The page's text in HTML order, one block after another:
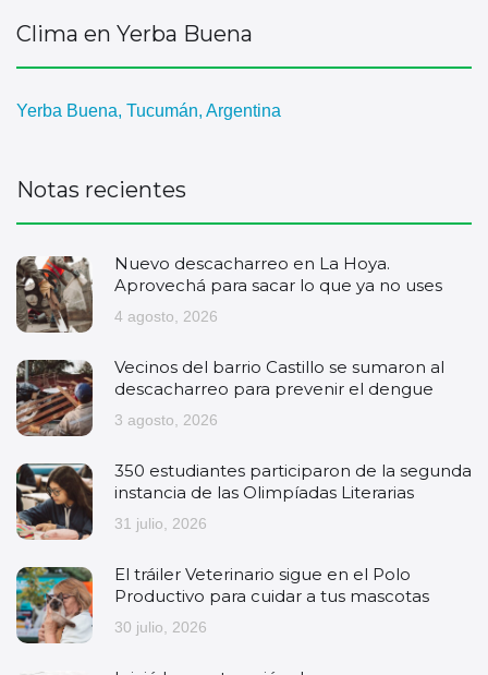
Clima en Yerba Buena
Yerba Buena, Tucumán, Argentina
Notas recientes
Nuevo descacharreo en La Hoya.
Aprovechá para sacar lo que ya no uses
4 agosto, 2026
Vecinos del barrio Castillo se sumaron al
descacharreo para prevenir el dengue
3 agosto, 2026
350 estudiantes participaron de la segunda
instancia de las Olimpíadas Literarias
31 julio, 2026
El tráiler Veterinario sigue en el Polo
Productivo para cuidar a tus mascotas
30 julio, 2026